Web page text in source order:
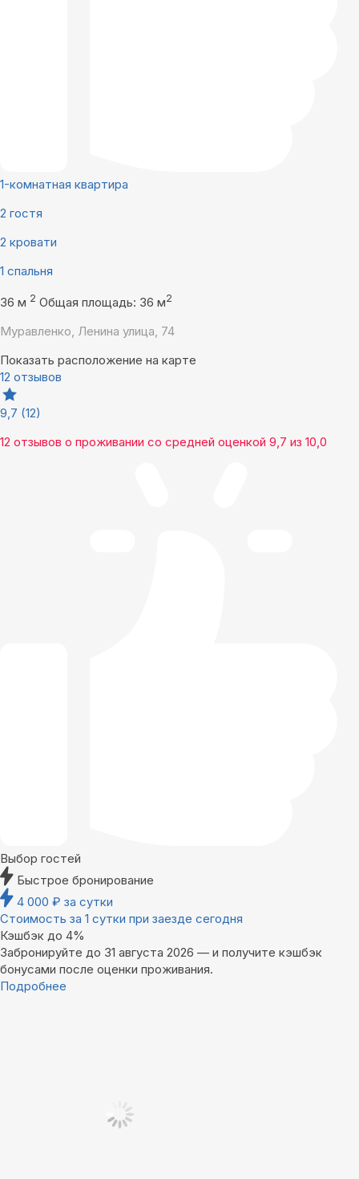
1-комнатная квартира
2 гостя
2 кровати
1 спальня
36 м 2 Общая площадь: 36 м2
Муравленко, Ленина улица, 74
Показать расположение на карте
12 отзывов
9,7 (12)
12 отзывов о проживании со средней оценкой 9,7 из 10,0
Выбор гостей
Быстрое бронирование
4 000 ₽ за сутки
Стоимость за 1 сутки при заезде сегодня
Кэшбэк до 4%
Забронируйте до 31 августа 2026 — и получите кэшбэк
бонусами после оценки проживания.
Подробнее